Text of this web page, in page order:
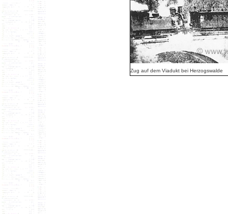
Zug auf dem Viadukt bei Herzogswalde